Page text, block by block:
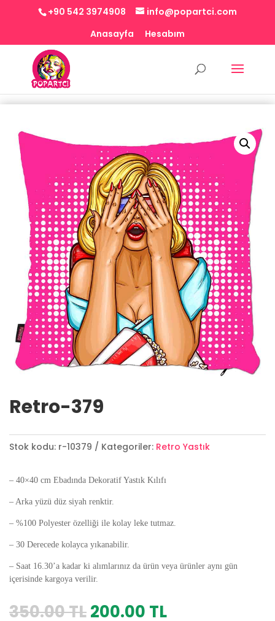
+90 542 3974908
info@popartci.com
Anasayfa
Hesabım
Retro-379
Stok kodu: r-10379 Kategoriler: Retro Yastık
– 40×40 cm Ebadında Dekoratif Yastık Kılıfı
– Arka yüzü düz siyah renktir.
– %100 Polyester özelliği ile kolay leke tutmaz.
– 30 Derecede kolayca yıkanabilir.
– Saat 16.30’a kadar ki alımlarınız da ürün veya ürünler aynı gün
içerisinde kargoya verilir.
350.00TLOrijinal
200.00 TLŞu